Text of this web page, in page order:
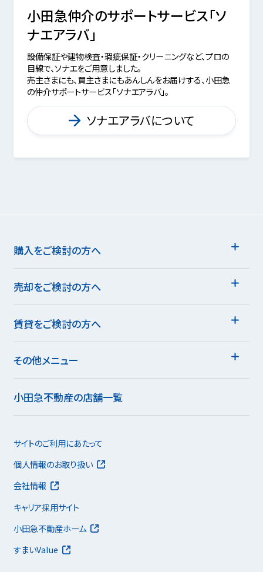
小田急仲介のサポートサービス「ソ
ナエアラバ」
設備保証や建物検査・瑕疵保証・クリーニングなど、プロの
目線で、ソナエをご用意しました。
売主さまにも、買主さまにもあんしんをお届けする、小田急
の仲介サポートサービス「ソナエアラバ」。
ソナエアラバについて
購入をご検討の方へ
売却をご検討の方へ
賃貸をご検討の方へ
その他メニュー
小田急不動産の店舗一覧
サイトのご利用にあたって
個人情報のお取り扱い
会社情報
キャリア採用サイト
小田急不動産ホーム
すまいValue